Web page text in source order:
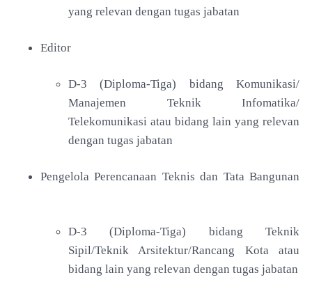
yang relevan dengan tugas jabatan
Editor
D-3 (Diploma-Tiga) bidang Komunikasi/
Manajemen Teknik Infomatika/
Telekomunikasi atau bidang lain yang relevan
dengan tugas jabatan
Pengelola Perencanaan Teknis dan Tata Bangunan
D-3 (Diploma-Tiga) bidang Teknik
Sipil/Teknik Arsitektur/Rancang Kota atau
bidang lain yang relevan dengan tugas jabatan